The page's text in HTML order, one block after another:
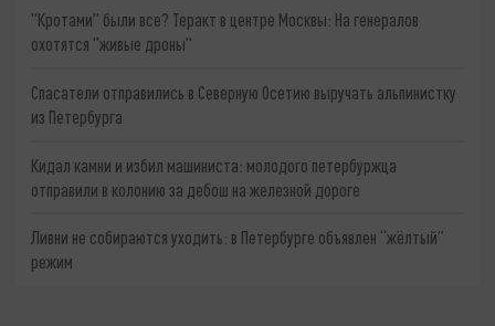
"Кротами" были все? Теракт в центре Москвы: На генералов
охотятся "живые дроны"
Спасатели отправились в Северную Осетию выручать альпинистку
из Петербурга
Кидал камни и избил машиниста: молодого петербуржца
отправили в колонию за дебош на железной дороге
Ливни не собираются уходить: в Петербурге объявлен “жёлтый”
режим